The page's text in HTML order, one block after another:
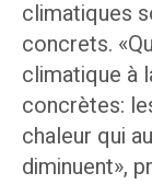
climatiques
concrets.
climatique à
concrètes:
chaleur qui
diminuent»,